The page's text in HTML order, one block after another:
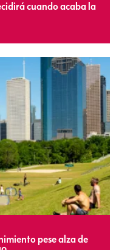
cuando acaba la
pese alza de